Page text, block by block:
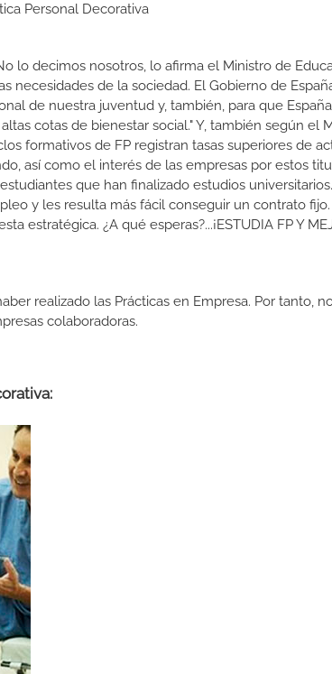
Personal Decorativa
lo decimos nosotros, lo afirma el Ministro de
necesidades de la sociedad. El Gobierno de
de nuestra juventud y, también, para que
cotas de bienestar social." Y, también según el
formativos de FP registran tasas superiores de
así como el interés de las empresas por estos
que han finalizado estudios
y les resulta más fácil conseguir un contrato
estratégica. ¿A qué esperas?...¡ESTUDIA FP Y
realizado las Prácticas en Empresa. Por tanto,
colaboradoras.